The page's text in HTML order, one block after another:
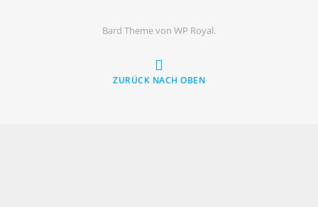
Bard Theme von WP Royal.
ZURÜCK NACH OBEN